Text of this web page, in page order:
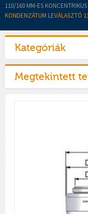
110/160 MM-ES
KONDENZÁTUM LEVÁLASZTÓ
Kategóriák
Megtekintett